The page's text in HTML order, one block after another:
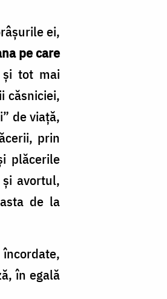
ei,
pe care
tot mai
căsniciei,
de viață,
prin
plăcerile
avortul,
de la
în egală